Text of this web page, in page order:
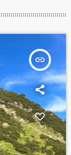
insert_link